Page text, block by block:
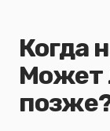
Когда
Может